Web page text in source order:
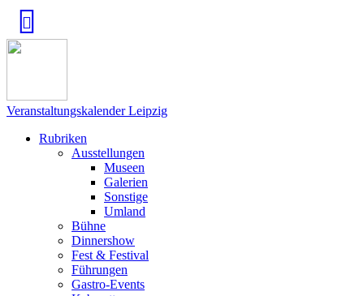
Veranstaltungskalender Leipzig
Rubriken
Ausstellungen
Museen
Galerien
Sonstige
Umland
Bühne
Dinnershow
Fest & Festival
Führungen
Gastro-Events